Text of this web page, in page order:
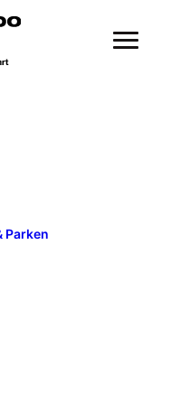
Parken
Anfassen